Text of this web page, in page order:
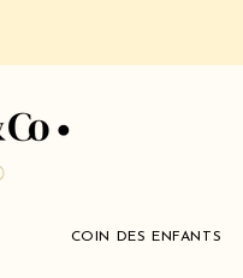
COIN DES ENFANTS